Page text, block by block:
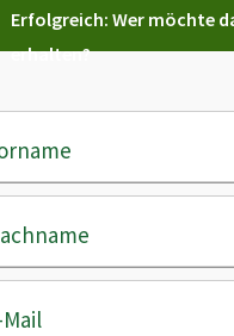
Erfolgreich: Wer möchte
erhalten?
Mail